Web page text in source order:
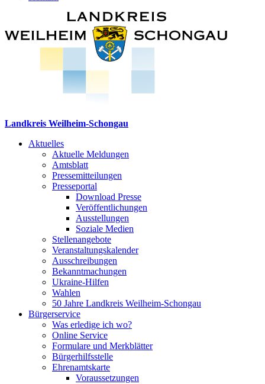
Landkreis Weilheim-Schongau
Aktuelles
Aktuelle Meldungen
Amtsblatt
Pressemitteilungen
Presseportal
Download Presse
Veröffentlichungen
Ausstellungen
Soziale Medien
Stellenangebote
Veranstaltungskalender
Ausschreibungen
Bekanntmachungen
Ukraine-Hilfen
Wahlen
50 Jahre Landkreis Weilheim-Schongau
Bürgerservice
Was erledige ich wo?
Online Service
Formulare und Merkblätter
Bürgerhilfsstelle
Ehrenamtskarte
Voraussetzungen